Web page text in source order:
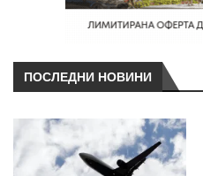
ПОСЛЕДНИ НОВИНИ